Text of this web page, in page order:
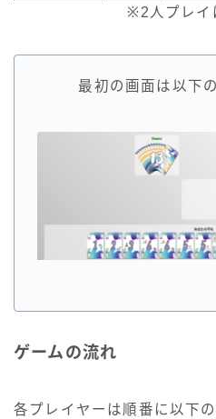
※2人プレイ
最初の画面は以下
ゲームの流れ
各プレイヤーは順番に以下